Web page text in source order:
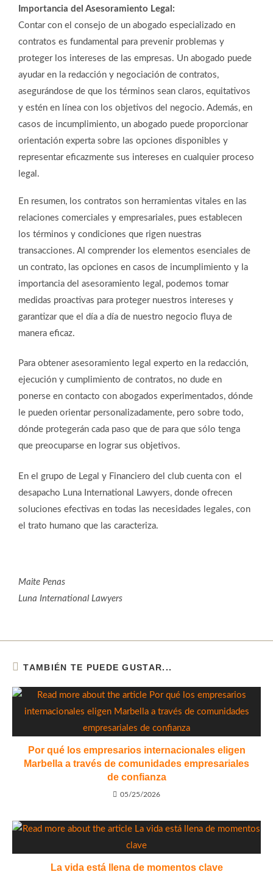
Importancia del Asesoramiento Legal:
Contar con el consejo de un abogado especializado en
contratos es fundamental para prevenir problemas y
proteger los intereses de las empresas. Un abogado puede
ayudar en la redacción y negociación de contratos,
asegurándose de que los términos sean claros, equitativos
y estén en línea con los objetivos del negocio. Además, en
casos de incumplimiento, un abogado puede proporcionar
orientación experta sobre las opciones disponibles y
representar eficazmente sus intereses en cualquier proceso
legal.
En resumen, los contratos son herramientas vitales en las
relaciones comerciales y empresariales, pues establecen
los términos y condiciones que rigen nuestras
transacciones. Al comprender los elementos esenciales de
un contrato, las opciones en casos de incumplimiento y la
importancia del asesoramiento legal, podemos tomar
medidas proactivas para proteger nuestros intereses y
garantizar que el día a día de nuestro negocio fluya de
manera eficaz.
Para obtener asesoramiento legal experto en la redacción,
ejecución y cumplimiento de contratos, no dude en
ponerse en contacto con abogados experimentados, dónde
le pueden orientar personalizadamente, pero sobre todo,
dónde protegerán cada paso que de para que sólo tenga
que preocuparse en lograr sus objetivos.
En el grupo de Legal y Financiero del club cuenta con el
desapacho Luna International Lawyers, donde ofrecen
soluciones efectivas en todas las necesidades legales, con
el trato humano que las caracteriza.
Maite Penas
Luna International Lawyers
TAMBIÉN TE PUEDE GUSTAR...
Por qué los empresarios internacionales eligen
Marbella a través de comunidades empresariales
de confianza
05/25/2026
La vida está llena de momentos clave